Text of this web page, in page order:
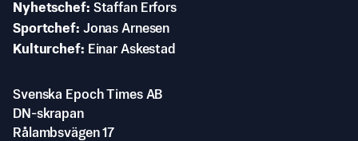
Nyhetschef Staffan Erfors
Sportchef Jonas Arnesen
Kulturchef
Einar Askestad
Svenska Epoch Times AB
DN-skrapan
Rålambsvägen 17